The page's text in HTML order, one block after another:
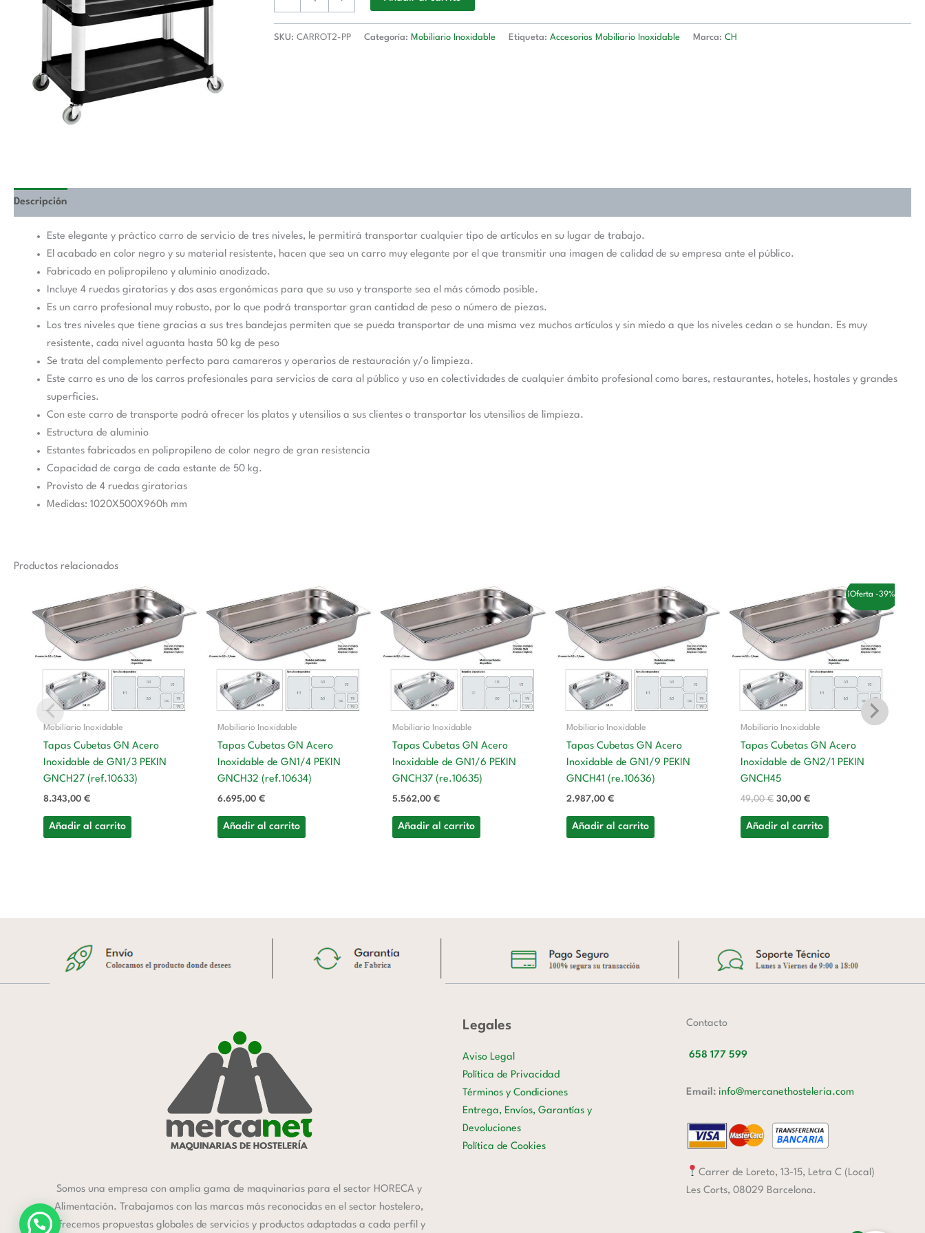
PP
SKU:CARROT2-PP Categoría: Mobiliario Inoxidable Etiqueta:Accesorios Mobiliario Inoxidable Marca:CH
Descripción
Este elegante y práctico carro de servicio de tres niveles, le permitirá transportar cualquier tipo de artículos en su lugar de trabajo.
El acabado en color negro y su material resistente, hacen que sea un carro muy elegante por el que transmitir una imagen de calidad de su empresa ante el público.
Fabricado en polipropileno y aluminio anodizado.
Incluye 4 ruedas giratorias y dos asas ergonómicas para que su uso y transporte sea el más cómodo posible.
Es un carro profesional muy robusto, por lo que podrá transportar gran cantidad de peso o número de piezas.
Los tres niveles que tiene gracias a sus tres bandejas permiten que se pueda transportar de una misma vez muchos artículos y sin miedo a que los niveles cedan o se hundan. Es muy
resistente, cada nivel aguanta hasta 50 kg de peso
Se trata del complemento perfecto para camareros y operarios de restauración y/o limpieza.
Este carro es uno de los carros profesionales para servicios de cara al público y uso en colectividades de cualquier ámbito profesional como bares, restaurantes, hoteles, hostales y grandes
superficies.
Con este carro de transporte podrá ofrecer los platos y utensilios a sus clientes o transportar los utensilios de limpieza.
Estructura de aluminio
Estantes fabricados en polipropileno de color negro de gran resistencia
Capacidad de carga de cada estante de 50 kg.
Provisto de 4 ruedas giratorias
Medidas: 1020X500X960h mm
Productos relacionados
Mobiliario Inoxidable
Tapas Cubetas GN Acero
Inoxidable de GN1/3 PEKIN
GNCH27 (ref.10633)
8.343,00€
Añadir al carrito
Mobiliario Inoxidable
Tapas Cubetas GN Acero
Inoxidable de GN1/4 PEKIN
GNCH32 (ref.10634)
6.695,00€
Añadir al carrito
Mobiliario Inoxidable
Tapas Cubetas GN Acero
Inoxidable de GN1/6 PEKIN
GNCH37 (re.10635)
5.562,00 €
Añadir al carrito
Mobiliario Inoxidable
Tapas Cubetas GN Acero
Inoxidable de GN1/9 PEKIN
GNCH41 (re.10636)
2.987,00 €
Añadir al carrito
¡Oferta -39%!
Mobiliario Inoxidable
Tapas Cubetas GN Acero
Inoxidable de GN2/1 PEKIN
GNCH45
49,00€
precio
original
era:
49,00 €.
30,00 €
precio
actual
30,00 €.
Añadir al carrito
Somos una empresa con amplia gama de maquinarias para el sector HORECA y
Alimentación. Trabajamos con las marcas más reconocidas en el sector hostelero,
ofrecemos propuestas globales de servicios y productos adaptadas a cada perfil y
Legales
Aviso Legal
Política de Privacidad
Términos y Condiciones
Entrega, Envíos, Garantías y
Devoluciones
Política de Cookies
Contacto
658 177 599
Email: info@mercanethosteleria.com
Carrer de Loreto, 13-15, Letra C (Local)
Les Corts, 08029 Barcelona.